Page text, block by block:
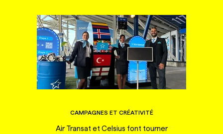
CAMPAGNES ET CRÉATIVITÉ
Air Transat et Celsius font tourner